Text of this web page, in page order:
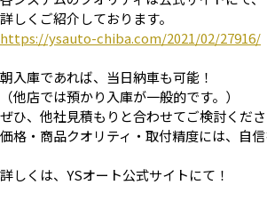
詳しくご紹介しております。
https://ysauto-chiba.com/2021/02/27916/
朝入庫であれば、当日納車も可能！
（他店では預かり入庫が一般的です。）
ぜひ、他社見積もりと合わせてご検討くださ
価格・商品クオリティ・取付精度には、自信
詳しくは、YSオート公式サイトにて！